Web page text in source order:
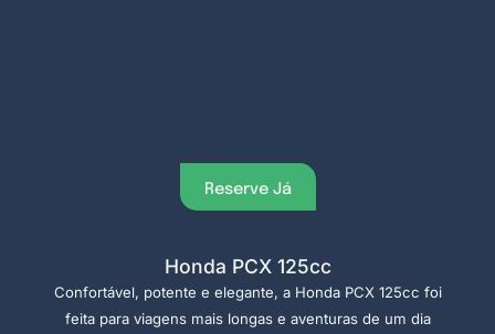
Reserve Já
Honda PCX 125cc
Confortável, potente e elegante, a Honda PCX 125cc foi
feita para viagens mais longas e aventuras de um dia